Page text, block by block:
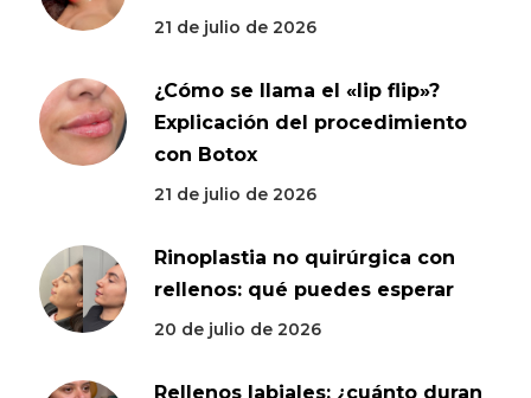
21 de julio de 2026
¿Cómo se llama el «lip flip»?
Explicación del procedimiento
con Botox
21 de julio de 2026
Rinoplastia no quirúrgica con
rellenos: qué puedes esperar
20 de julio de 2026
Rellenos labiales: ¿cuánto duran